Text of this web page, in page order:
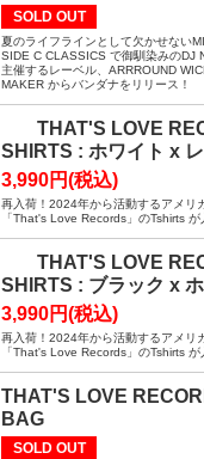
SOLD OUT
夏のライフラインとして欠かせない
SIDE C CLASSICS で御馴染みのDJ
主催するレーベル、ARRROUND
MAKER からバンダナをリリース！
THAT'S LOVE
SHIRTS : ホワイト x
3,990円(税込)
再入荷！2024年から活動するアメリ
「That's Love Records」のTshirts が
THAT'S LOVE
SHIRTS : ブラック x
3,990円(税込)
再入荷！2024年から活動するアメリ
「That's Love Records」のTshirts が
THAT'S LOVE
BAG
SOLD OUT